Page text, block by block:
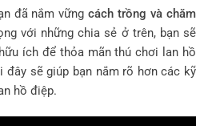
đã nắm vữngcách trồng và chăm
với những chia sẻ ở trên, bạn sẽ
ích để thỏa mãn thú chơi lan hồ
đây sẽ giúp bạn nắm rõ hơn các kỹ
hồ điệp.